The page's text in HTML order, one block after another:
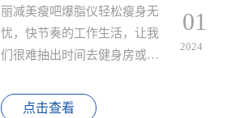
丽减美瘦吧爆脂仪轻松瘦身无
忧，快节奏的工作生活，让我
们很难抽出时间去健身房或进
了丽减美瘦吧爆脂仪，轻松瘦
点击查看
01
2024